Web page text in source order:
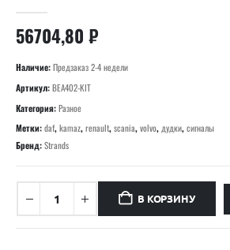
56704,80 ₽
Наличие:Предзаказ 2-4 недели
Артикул:BEA402-KIT
Категория:Разное
Метки:daf,kamaz,renault,scania,volvo,дудки,сигналы
Бренд:Strands
В КОРЗИНУ